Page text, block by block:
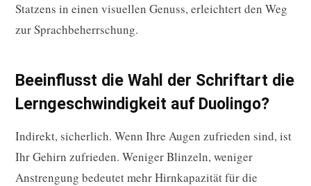
Statzens in einen visuellen Genuss, erleichtert den Weg
zur Sprachbeherrschung.
Beeinflusst die Wahl der Schriftart die
Lern­geschwindigkeit auf Duolingo?
Indirekt, sicherlich. Wenn Ihre Augen zufrieden sind, ist
Ihr Gehirn zufrieden. Weniger Blinzeln, weniger
Anstrengung bedeutet mehr Hirnkapazität für die